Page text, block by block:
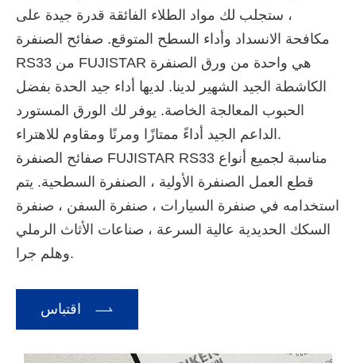
، ستجلب لك مواد الطلاء الفائقة قدرة جيدة على
مكافحة الانسداد وأداء السطح المتوقع. صفائح الصنفرة
RS33 من FUJISTAR هي واحدة من ورق الصنفرة
الكاشطة الجيد الشهير لدينا. لديها أداء جيد الحدة بفضل
الحبوب المعالجة الخاصة. يوفر لك الورق المستورد
الداعم الجيد أداءً ممتازًا ومرنًا ومقاوم للاهتراء.
صفائح الصنفرة FUJISTAR RS33 مناسبة لجميع أنواع
قطع العمل الصنفرة الأولية ، الصنفرة السطحية. يتم
استخدامه في صنفرة السيارات ، صنفرة السفن ، صنفرة
السكك الحديدية عالية السرعة ، صناعات الأثاث الرملي
وهلم جرا.
